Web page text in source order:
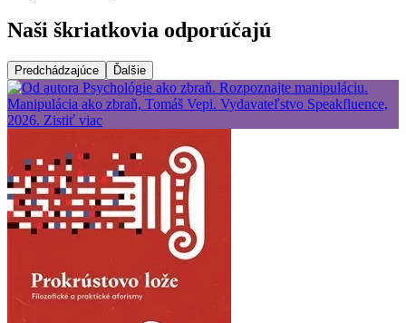
Naši škriatkovia odporúčajú
Predchádzajúce Ďalšie